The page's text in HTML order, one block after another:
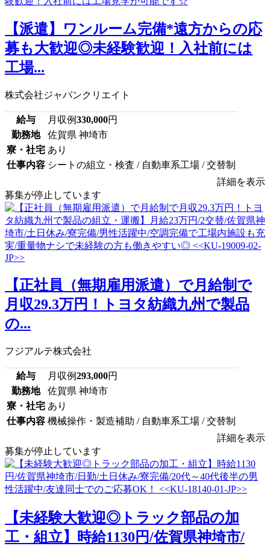
【派遣】ワンルーム完備*遠方からの応
募も大歓迎◎未経験歓迎！入社前には
工場...
株式会社ジャパンクリエイト
給与 月収例330,000円
勤務地
佐賀県 神埼市
寮・社宅 あり
仕事内容 シートの組立・検査 / 自動車系工場 / 交替制
詳細を表示
募集が停止しています
【正社員（無期雇用派遣）で月給制で
月収29.3万円！トヨタ紡織九州で製品
の...
フジアルテ株式会社
給与 月収例293,000円
勤務地
佐賀県 神埼市
寮・社宅 あり
仕事内容 機械操作・製造補助 / 自動車系工場 / 交替制
詳細を表示
募集が停止しています
【未経験大歓迎◎トラック部品の加
工・組立】時給1130円/佐賀県神埼市/